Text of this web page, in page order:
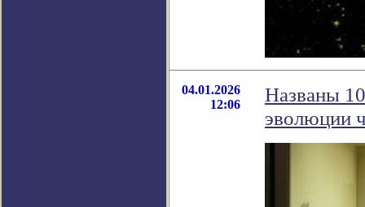
04.01.2026
12:06
Названы
эволюции